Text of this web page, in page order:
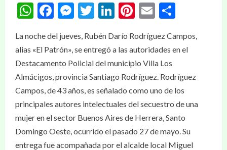
WhatsApp
Facebook
Messenger
Twitter
LinkedIn
Pinterest
Email
La noche del jueves, Rubén Darío Rodríguez Campos,
alias «El Patrón», se entregó a las autoridades en el
Destacamento Policial del municipio Villa Los
Almácigos, provincia Santiago Rodríguez. Rodríguez
Campos, de 43 años, es señalado como uno de los
principales autores intelectuales del secuestro de una
mujer en el sector Buenos Aires de Herrera, Santo
Domingo Oeste, ocurrido el pasado 27 de mayo. Su
entrega fue acompañada por el alcalde local Miguel